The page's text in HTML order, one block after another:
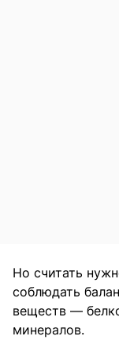
Но считать
соблюдать
веществ —
минералов.